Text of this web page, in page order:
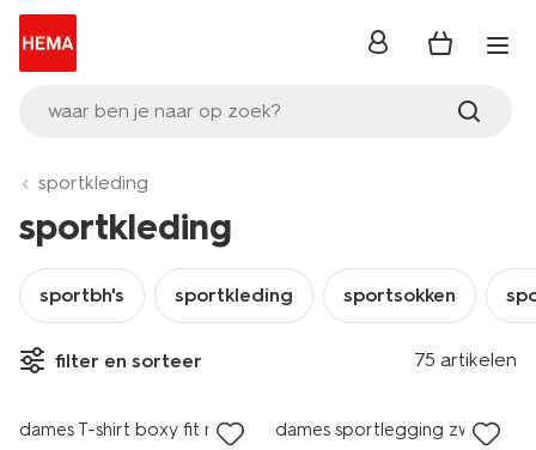
waar ben je naar op zoek?
inloggen
sportkleding
sportkleding
sportbh's sportkleding sportsokken
filter en sorteer 75 artikelen
nu met korting
dames T-shirt boxy fit roze dames sportlegging zwart